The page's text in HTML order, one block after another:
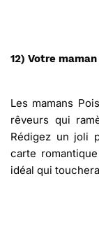
12) Votre
Les mamans
rêveurs qui
Rédigez un joli
carte
idéal qui